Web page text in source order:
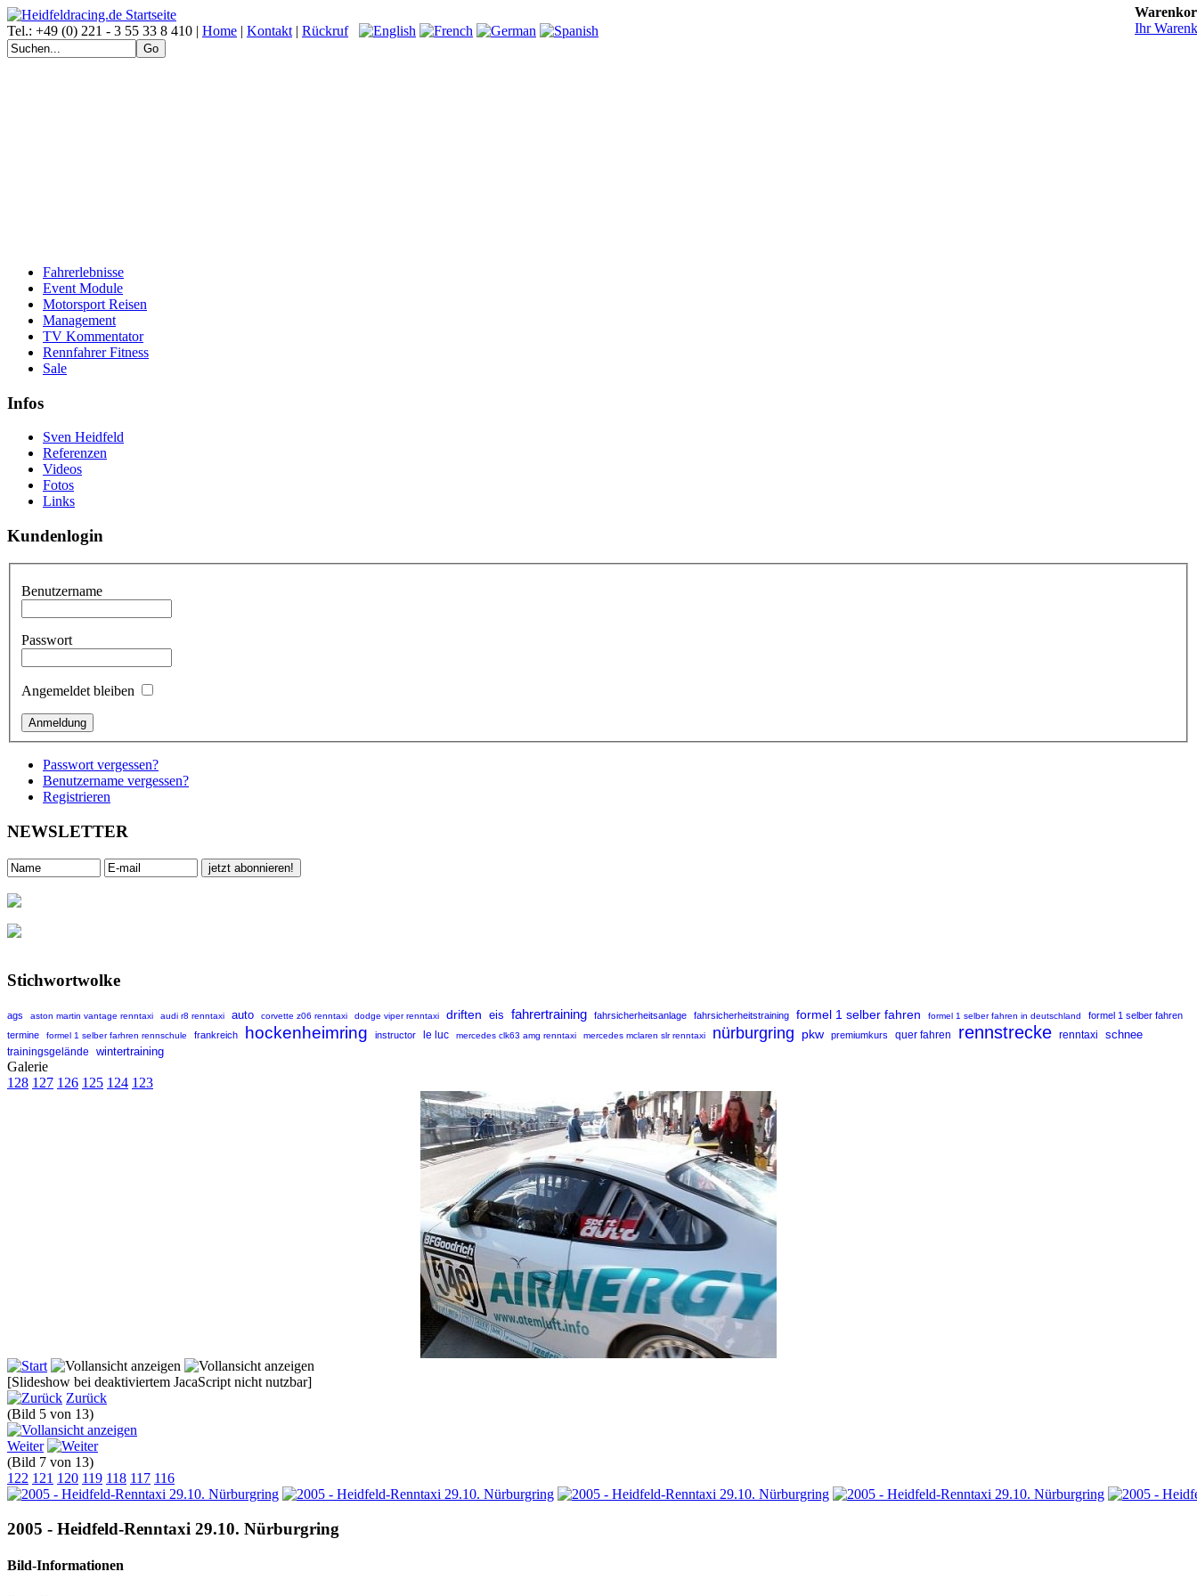
Tel.: +49 (0) 221 - 3 55 33 8 410 | Home | Kontakt | Rückruf
Fahrerlebnisse
Event Module
Motorsport Reisen
Management
TV Kommentator
Rennfahrer Fitness
Sale
Infos
Sven Heidfeld
Referenzen
Videos
Fotos
Links
Kundenlogin
Benutzername
Passwort
Angemeldet bleiben
Passwort vergessen?
Benutzername vergessen?
Registrieren
NEWSLETTER
Stichwortwolke
ags aston martin vantage renntaxi audi r8 renntaxi auto corvette z06 renntaxi dodge viper renntaxi driften eis fahrertraining fahrsicherheitsanlage fahrsicherheitstraining formel 1 selber fahren formel 1 selber fahren in deutschland
formel 1 selber fahren
termine
formel 1 selber farhren rennschule frankreich hockenheimring instructor le luc mercedes clk63 amg renntaxi mercedes mclaren slr renntaxi nürburgring pkw premiumkurs quer fahren rennstrecke renntaxi schnee
trainingsgelände wintertraining
Galerie
128 127 126 125 124 123
[Slideshow bei deaktiviertem JacaScript nicht nutzbar]
Zurück
(Bild 5 von 13)
Weiter
(Bild 7 von 13)
122 121 120 119 118 117 116
2005 - Heidfeld-Renntaxi 29.10. Nürburgring
Bild-Informationen
Ihr